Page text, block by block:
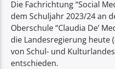
Die Fachrichtung “Social
dem Schuljahr 2023/24 an
Oberschule “Claudia De’
die Landesregierung heute
von Schul- und
entschieden.